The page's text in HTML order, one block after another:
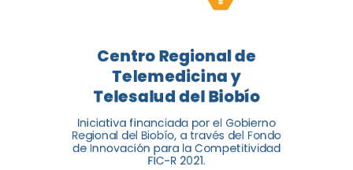
BIOBÍO
El Centro Regional de
Telemedicina y Telesalud del
Biobío presenta el balance de
tres años acercando la salud
digital a los habitantes...
Centro Regional de
Telemedicina y
Telesalud del Biobío
Iniciativa financiada por el Gobierno
Regional del Biobío, a través del Fondo
de Innovación para la Competitividad
FIC-R 2021.